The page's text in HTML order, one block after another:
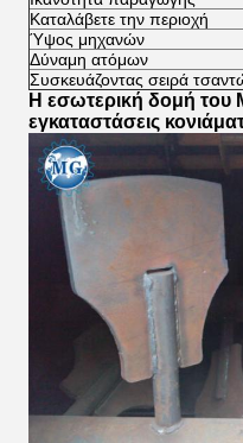
Καταλάβετε την περιοχή
Ύψος μηχανών
Δύναμη ατόμων
Συσκευάζοντας σειρά
Η εσωτερική δομή του
εγκαταστάσεις